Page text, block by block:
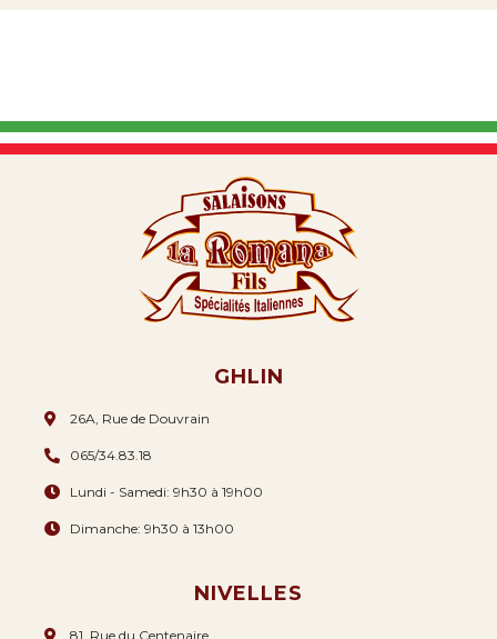
GHLIN
26A, Rue de Douvrain
065/34.83.18
Lundi - Samedi: 9h30 à 19h00
Dimanche: 9h30 à 13h00
NIVELLES
81, Rue du Centenaire